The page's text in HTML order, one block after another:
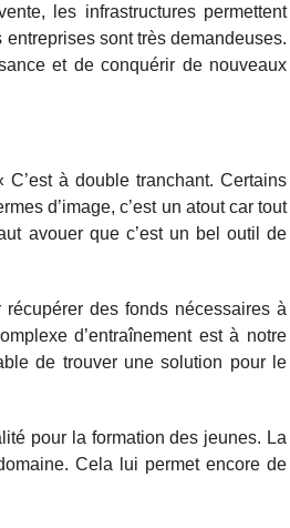
les infrastructures permettent
sont très demandeuses.
et de conquérir de nouveaux
à double tranchant. Certains
d’image, c’est un atout car tout
avouer que c’est un bel outil de
des fonds nécessaires à
d’entraînement est à notre
de trouver une solution pour le
pour la formation des jeunes. La
Cela lui permet encore de